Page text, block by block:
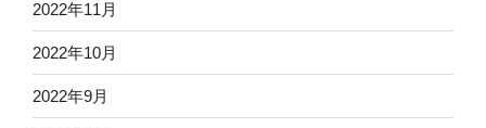
2022年11月
2022年10月
2022年9月